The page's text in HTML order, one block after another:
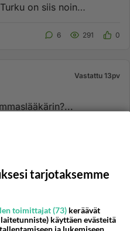
6 291 0
Vastattu 13pv
Vastattu 17pv
ja Raisio aikovat
siitä kumpi nimi tulee
tarjotaksemme
toimittajat (73) keräävät
käyttäen evästeitä
ja lukemiseen